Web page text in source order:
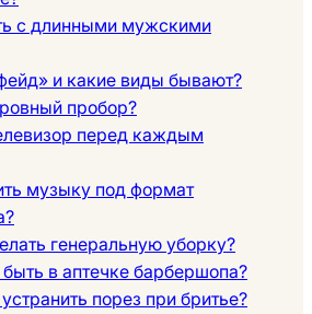
с длинными мужскими
и какие виды бывают?
пробор?
перед каждым
музыку под формат
генеральную уборку?
в аптечке барбершопа?
порез при бритье?